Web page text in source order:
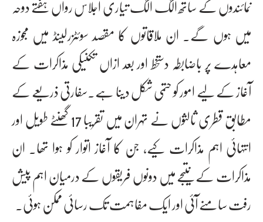
میں ہوں گے۔ ان ملاقاتوں کا مقصد سوئٹزرلینڈ میں مجوزہ
معاہدے پر باضابطہ دستخط اور بعد ازاں تکنیکی مذاکرات کے
آغاز کے لیے امور کو حتمی شکل دینا ہے۔سفارتی ذریعے کے
مطابق قطری ثالثوں نے تہران میں تقریبا 17 گھنٹے طویل اور
انتہائی اہم مذاکرات کیے، جن کا آغاز اتوار کو ہوا تھا۔ ان
مذاکرات کے نتیجے میں دونوں فریقوں کے درمیان اہم پیش
رفت سامنے آئی اور ایک مفاہمت تک رسائی ممکن ہوئی۔